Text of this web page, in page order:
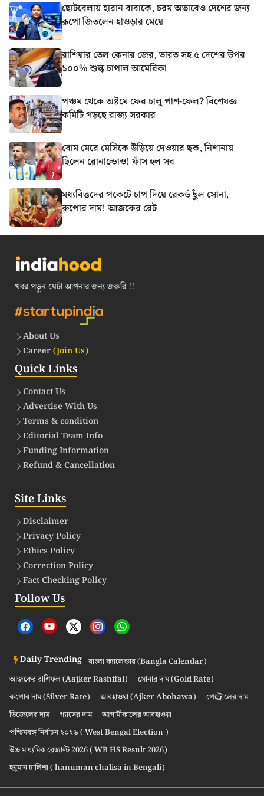
ছোটবেলায় হারান বাবাকে, চরম অভাবেও দেশের জন্য
রূপো জিতলেন হাওড়ার মেয়ে
রাশিয়ার তেল কেনার জের, ভারত সহ ৫ দেশের উপর
১০০% শুল্ক চাপাল আমেরিকা
পঞ্চম থেকে অষ্টমে ফের চালু পাশ-ফেল? বিশেষজ্ঞ
কমিটি গড়ছে রাজ্য সরকার
বোম মেরে মেসিকে উড়িয়ে দেওয়ার ছক, নিশানায়
ছিলেন রোনাল্ডোও! ফাঁস হল সব
মধ্যবিত্তদের পকেটে চাপ দিয়ে রেকর্ড ছুঁল সোনা,
রুপোর দাম! আজকের রেট
খবর পড়ুন যেটা আপনার জন্য জরুরি !!
About Us
Career(Join Us)
Quick Links
Contact Us
Advertise With Us
Terms & condition
Editorial Team Info
Funding Information
Refund & Cancellation
Site Links
Disclaimer
Privacy Policy
Ethics Policy
Correction Policy
Fact Checking Policy
Follow Us
Daily Trending বাংলা ক্যালেন্ডার (Bangla Calendar)
আজকের রাশিফল (Aajker Rashifal)
সোনার দাম (Gold Rate)
রুপোর দাম (Silver Rate)
আবহাওয়া (Ajker Abohawa)
পেট্রোলের দাম
ডিজেলের দাম
গ্যাসের দাম
আগামীকালের আবহাওয়া
পশ্চিমবঙ্গ নির্বাচন ২০২৬ ( West Bengal Election )
উচ্চ মাধ্যমিক রেজাল্ট 2026 ( WB HS Result 2026)
হনুমান চালিশা ( hanuman chalisa in Bengali)